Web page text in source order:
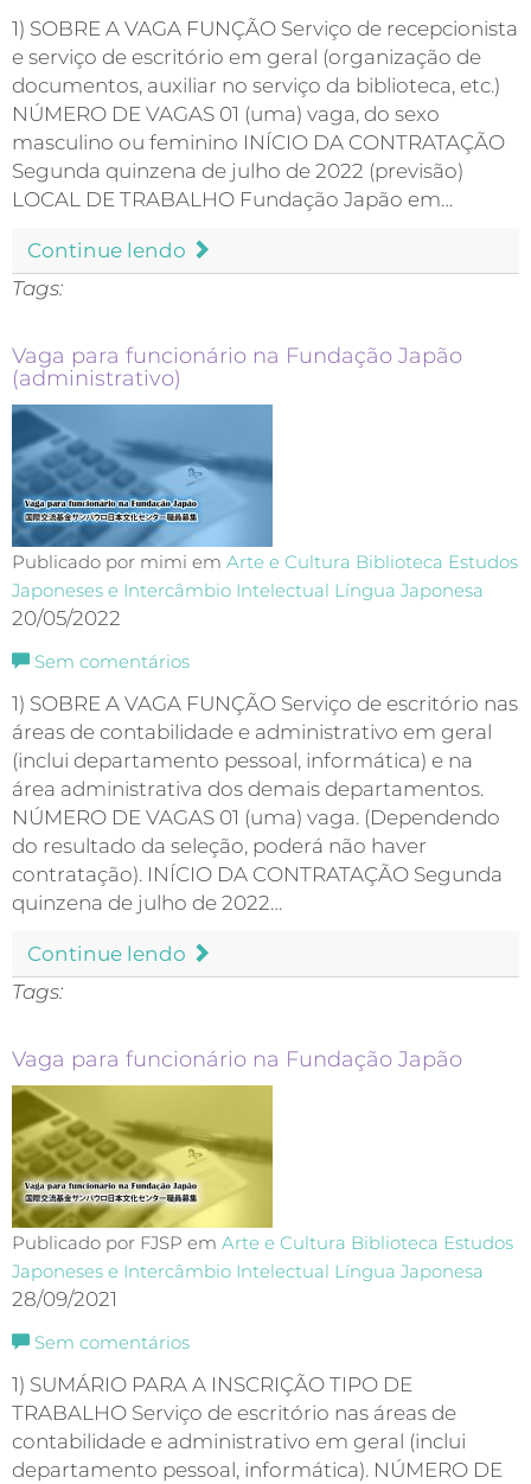
1) SOBRE A VAGA FUNÇÃO Serviço de recepcionista
e serviço de escritório em geral (organização de
documentos, auxiliar no serviço da biblioteca, etc.)
NÚMERO DE VAGAS 01 (uma) vaga, do sexo
masculino ou feminino INÍCIO DA CONTRATAÇÃO
Segunda quinzena de julho de 2022 (previsão)
LOCAL DE TRABALHO Fundação Japão em…
Continue lendo
Tags:
Vaga para funcionário na Fundação Japão
(administrativo)
Publicado por mimi em Arte e Cultura Biblioteca Estudos
Japoneses e Intercâmbio Intelectual Língua Japonesa
20/05/2022
Sem comentários
1) SOBRE A VAGA FUNÇÃO Serviço de escritório nas
áreas de contabilidade e administrativo em geral
(inclui departamento pessoal, informática) e na
área administrativa dos demais departamentos.
NÚMERO DE VAGAS 01 (uma) vaga. (Dependendo
do resultado da seleção, poderá não haver
contratação). INÍCIO DA CONTRATAÇÃO Segunda
quinzena de julho de 2022…
Continue lendo
Tags:
Vaga para funcionário na Fundação Japão
Publicado por FJSP em Arte e Cultura Biblioteca Estudos
Japoneses e Intercâmbio Intelectual Língua Japonesa
28/09/2021
Sem comentários
1) SUMÁRIO PARA A INSCRIÇÃO TIPO DE
TRABALHO Serviço de escritório nas áreas de
contabilidade e administrativo em geral (inclui
departamento pessoal, informática). NÚMERO DE